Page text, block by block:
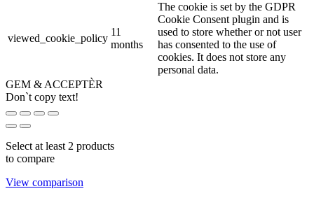
viewed_cookie_policy
11
months
The cookie is set by the GDPR
Cookie Consent plugin and is
used to store whether or not user
has consented to the use of
cookies. It does not store any
personal data.
GEM & ACCEPTÈR
Don`t copy text!
Select at least 2 products
to compare
View comparison